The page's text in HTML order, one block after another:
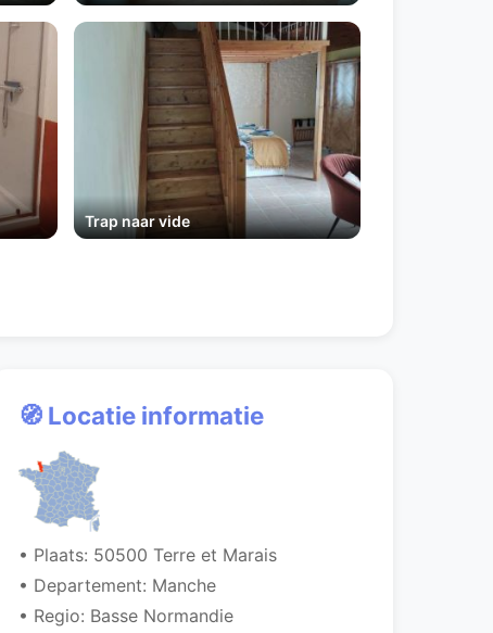
Trap naar vide
🧭 Locatie informatie
• Plaats: 50500 Terre et Marais
• Departement: Manche
• Regio: Basse Normandie